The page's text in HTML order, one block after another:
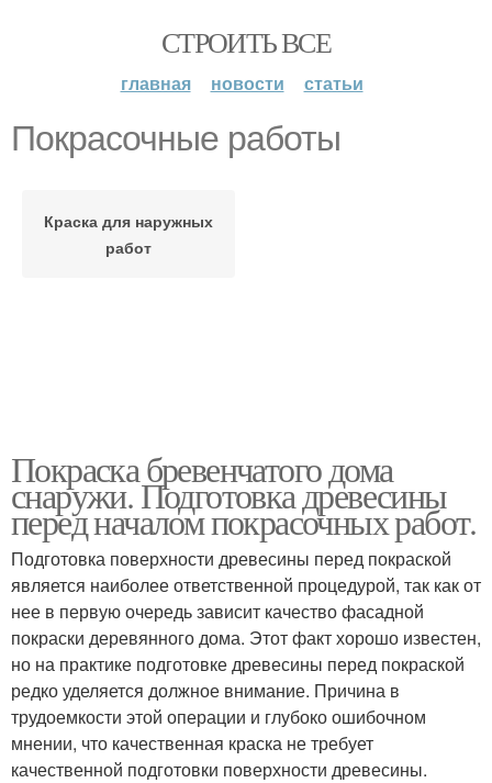
СТРОИТЬ ВСЕ
главная новости статьи
Покрасочные работы
Краска для наружных
работ
Покраска бревенчатого дома
снаружи. Подготовка древесины
перед началом покрасочных работ.
Подготовка поверхности древесины перед покраской
является наиболее ответственной процедурой, так как от
нее в первую очередь зависит качество фасадной
покраски деревянного дома. Этот факт хорошо известен,
но на практике подготовке древесины перед покраской
редко уделяется должное внимание. Причина в
трудоемкости этой операции и глубоко ошибочном
мнении, что качественная краска не требует
качественной подготовки поверхности древесины.